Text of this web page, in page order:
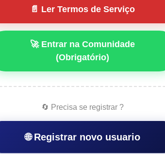
📄 Ler Termos de Serviço
🚀 Entrar na Comunidade
(Obrigatório)
🔄 Precisa se registrar ?
🌐 Registrar novo usuario